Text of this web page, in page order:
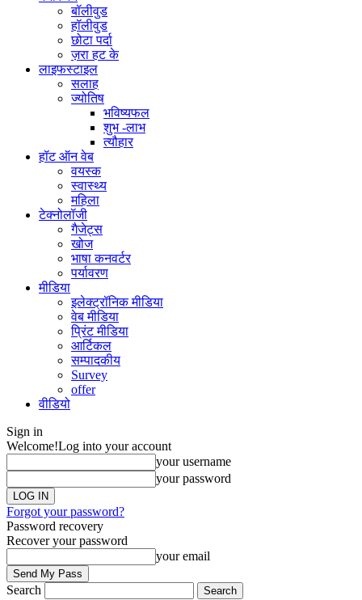
बॉलीवुड
हॉलीवुड
छोटा पर्दा
ज़रा हट के
लाइफस्टाइल
सलाह
ज्योतिष
भविष्यफल
शुभ -लाभ
त्यौहार
हॉट ऑन वेब
वयस्क
स्वास्थ्य
महिला
टेक्नोलॉजी
गैजेट्स
खोज
भाषा कनवर्टर
पर्यावरण
मीडिया
इलेक्ट्रॉनिक मीडिया
वेब मीडिया
प्रिंट मीडिया
आर्टिकल
सम्पादकीय
Survey
offer
वीडियो
Sign in
Welcome!Log into your account
your username
your password
Forgot your password?
Password recovery
Recover your password
your email
Search